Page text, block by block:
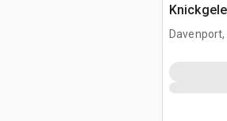
Davenport,